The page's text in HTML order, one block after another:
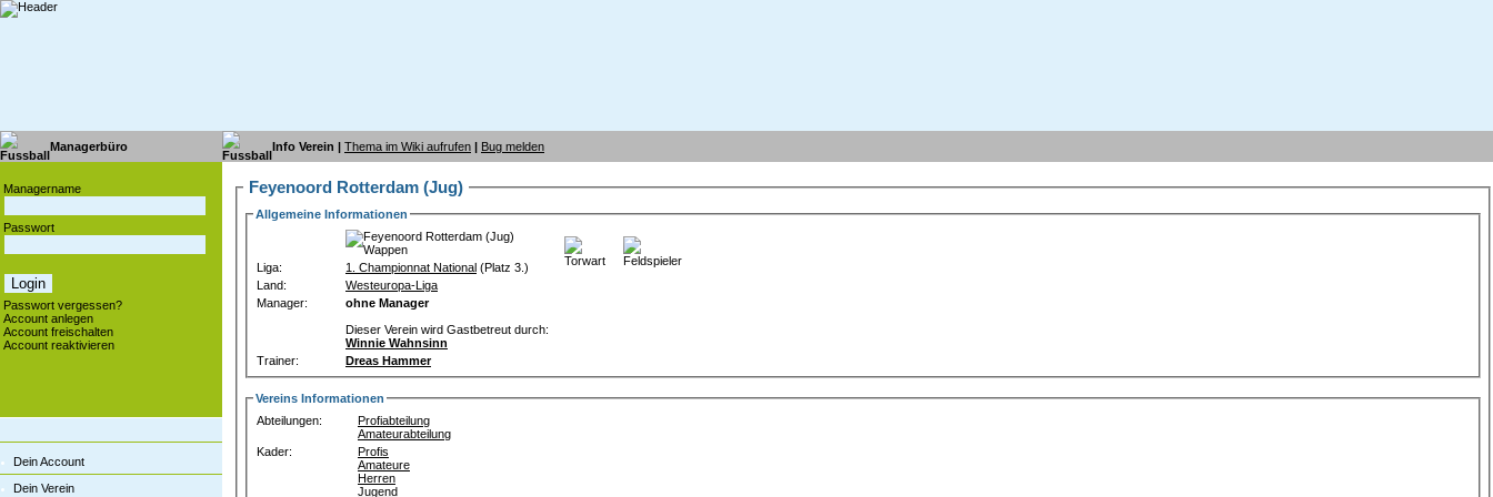
Managerbüro
Managername
Passwort
Passwort vergessen?
Account anlegen
Account freischalten
Account reaktivieren
Dein Account
Dein Verein
Info Verein | Thema im Wiki aufrufen | Bug melden
Feyenoord Rotterdam (Jug)
Allgemeine Informationen
Liga: 1. Championnat National (Platz 3.)
Land:
Westeuropa-Liga
Manager:
ohne Manager
Dieser Verein wird Gastbetreut durch:
Winnie Wahnsinn
Trainer:
Dreas Hammer
Vereins Informationen
Abteilungen:
Profiabteilung
Amateurabteilung
Kader:
Profis
Amateure
Herren
Jugend